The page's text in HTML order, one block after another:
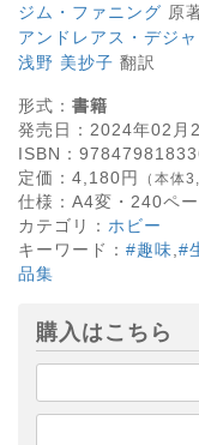
ジム・ファニング 原
アンドレアス・デジャ
浅野 美抄子 翻訳
形式： 書籍
発売日： 2024年02月
ISBN：
定価： 4,180円 （本体
仕様： A4変・ 240ペ
カテゴリ： ホビー
キーワード： #趣味 #
品集
購入はこちら